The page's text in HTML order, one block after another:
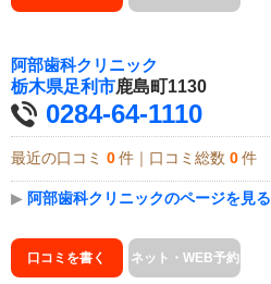
阿部歯科クリニック
栃木県足利市鹿島町1130
0284-64-1110
最近の口コミ 0 件｜口コミ総数 0 件
▶ 阿部歯科クリニックのページを見る
口コミを書く ネット・WEB予約